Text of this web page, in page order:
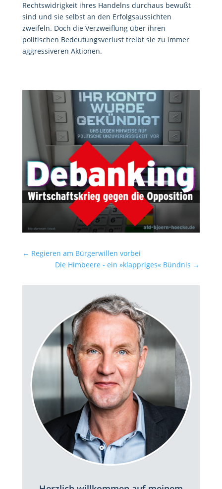
Rechtswidrigkeit ihres Handelns durchaus bewußt
sind und sie selbst an den Erfolgsaussichten
zweifeln. Doch die Verzweiflung über ihren
politischen Bedeutungsverlust treibt sie zu immer
aggressiveren Aktionen.
← Regieren am Bürgerwillen vorbei
Die Himbeere - ein »klappriges« Bündnis →